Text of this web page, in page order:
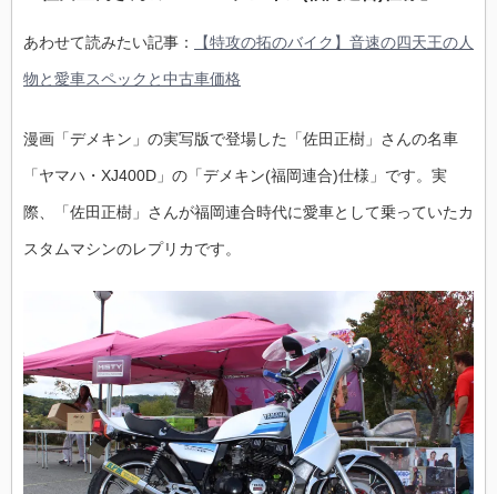
あわせて読みたい記事： 【特攻の拓のバイク】音速の四天王の人
物と愛車スペックと中古車価格
漫画「デメキン」の実写版で登場した「佐田正樹」さんの名車
「ヤマハ・XJ400D」の「デメキン(福岡連合)仕様」です。実
際、「佐田正樹」さんが福岡連合時代に愛車として乗っていたカ
スタムマシンのレプリカです。